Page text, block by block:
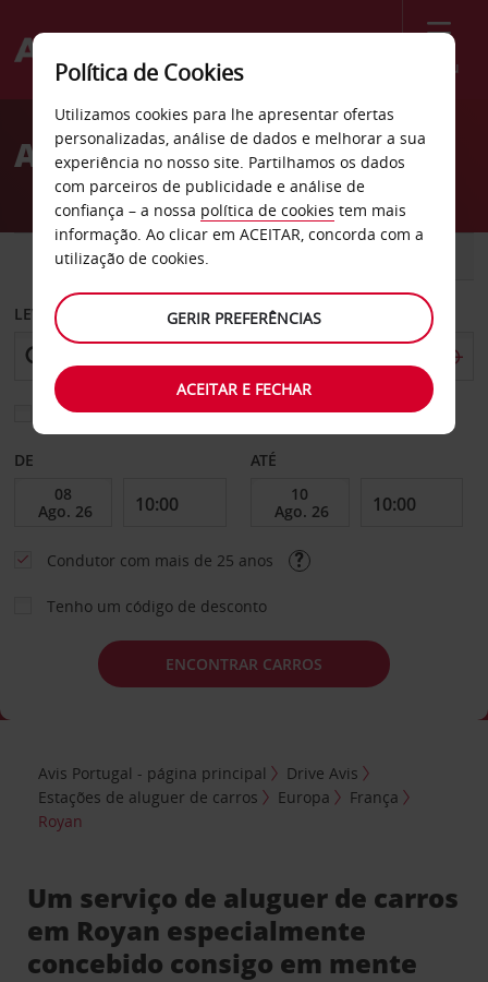
Menu
Welcome
AvisAluguer de carros Royan
CARRO
LEVANTAR EM
Escolher uma estação de devolução diferente
DE ATÉ
Condutor com mais de 25 anos
Tenho um código de desconto
ENCONTRAR CARROS
Avis Portugal - página principal
Drive Avis
Estações de aluguer de carros
Europa
França
Royan
Um serviço de aluguer de carros
em Royan especialmente
concebido consigo em mente
Política de Cookies
Utilizamos cookies para lhe apresentar ofertas
personalizadas, análise de dados e melhorar a sua
experiência no nosso site. Partilhamos os dados
com parceiros de publicidade e análise de
confiança – a nossa política de cookies tem mais
informação. Ao clicar em ACEITAR, concorda com a
utilização de cookies.
GERIR PREFERÊNCIAS
ACEITAR E FECHAR